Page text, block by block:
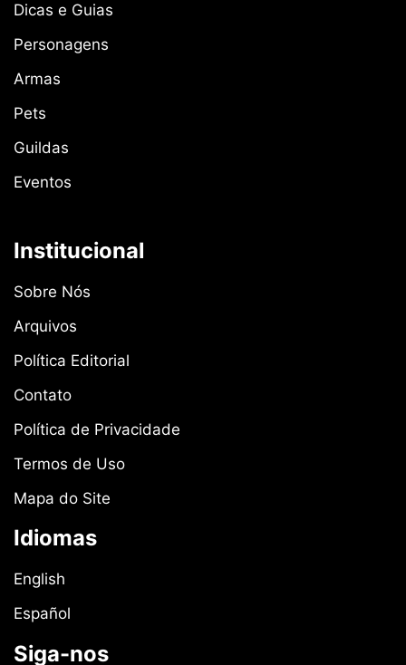
Dicas e Guias
Personagens
Armas
Pets
Guildas
Eventos
Institucional
Sobre Nós
Arquivos
Política Editorial
Contato
Política de Privacidade
Termos de Uso
Mapa do Site
Idiomas
English
Español
Siga-nos